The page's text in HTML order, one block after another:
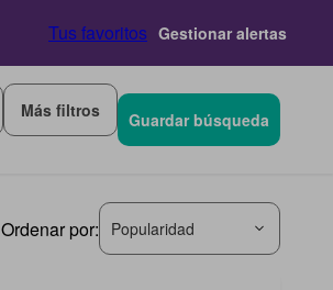
Tus favoritos Gestionar alertas
Más filtros Guardar búsqueda
Ordenar por: Popularidad